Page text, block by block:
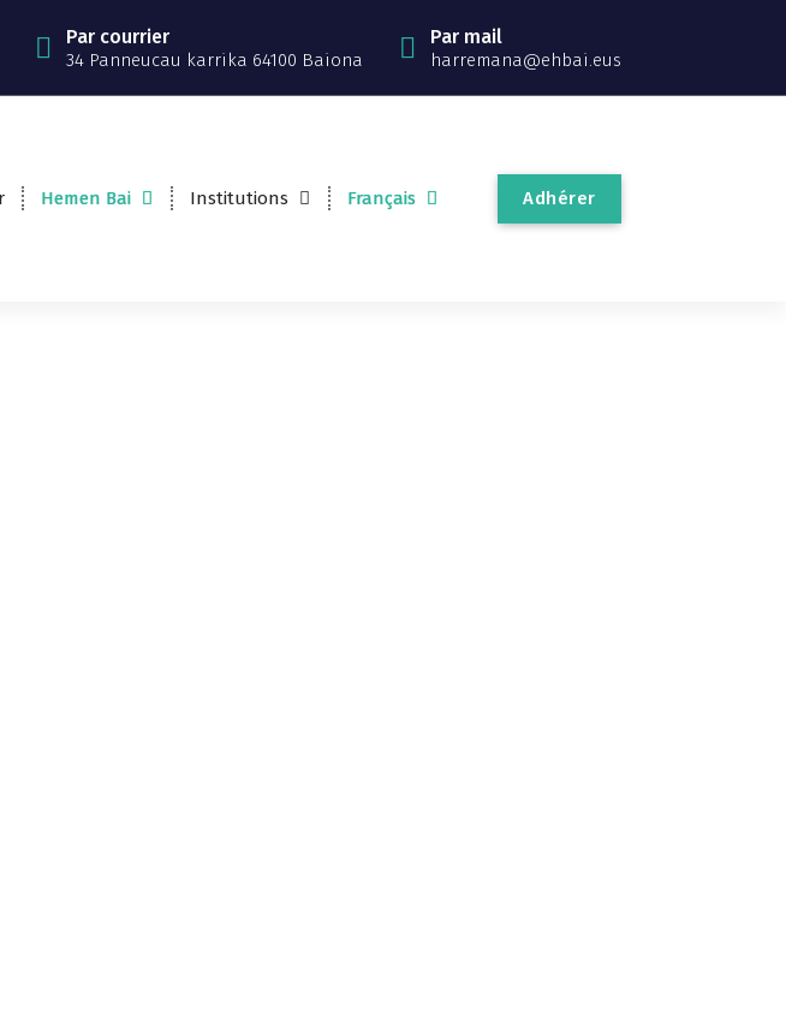
Par courrier
34 Panneucau karrika 64100 Baiona
Par mail
harremana@ehbai.eus
Hemen Bai Institutions Français Adhérer